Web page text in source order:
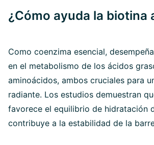
¿Cómo ayuda la biotina
Como coenzima esencial,
en el metabolismo de los ácidos
aminoácidos, ambos cruciales para
radiante. Los estudios demuestran
favorece el equilibrio de hidratación
contribuye a la estabilidad de la